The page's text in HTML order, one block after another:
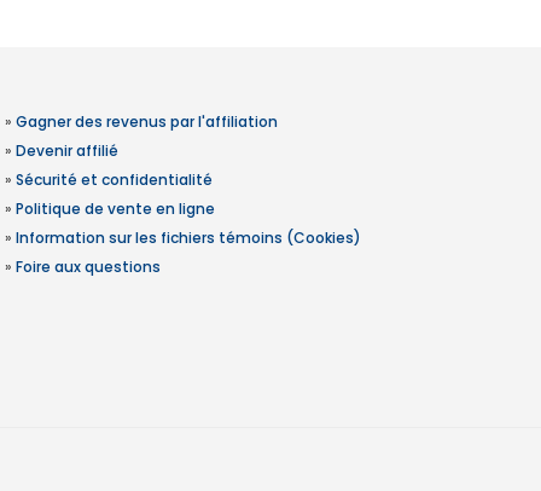
» Gagner des revenus par l'affiliation
» Devenir affilié
» Sécurité et confidentialité
» Politique de vente en ligne
» Information sur les fichiers témoins (Cookies)
» Foire aux questions